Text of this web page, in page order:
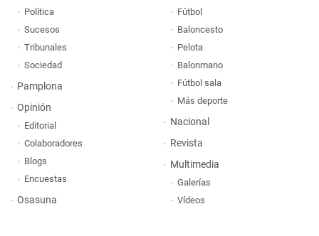
Política
Sucesos
Tribunales
Sociedad
Pamplona
Opinión
Editorial
Colaboradores
Blogs
Encuestas
Osasuna
Fútbol
Baloncesto
Pelota
Balonmano
Fútbol sala
Más deporte
Nacional
Revista
Multimedia
Galerías
Vídeos